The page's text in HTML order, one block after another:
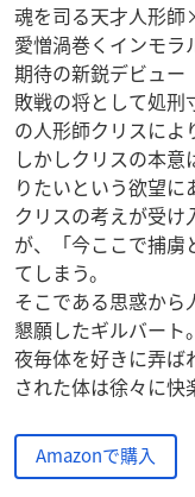
魂を司る天才人形
愛憎渦巻くインモラ
期待の新鋭デビュー
敗戦の将として処刑
の人形師クリスによ
しかしクリスの本
りたいという欲望に
クリスの考えが受け
が、「今ここで捕
てしまう。
そこである思惑から
懇願したギルバート。
夜毎体を好きに弄ば
された体は徐々に
Amazonで購入